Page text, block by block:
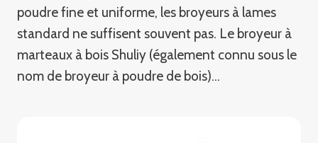
poudre fine et uniforme, les broyeurs à lames
standard ne suffisent souvent pas. Le broyeur à
marteaux à bois Shuliy (également connu sous le
nom de broyeur à poudre de bois)…